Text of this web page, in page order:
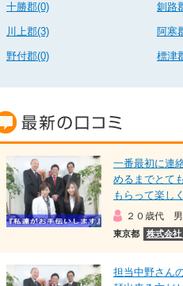
十勝郡(0) 釧路
川上郡(3) 阿寒
野付郡(0) 標津
一番最初に連
めるまでとて
もらって楽し
２０歳代
東京都 株式会
担当中野さん